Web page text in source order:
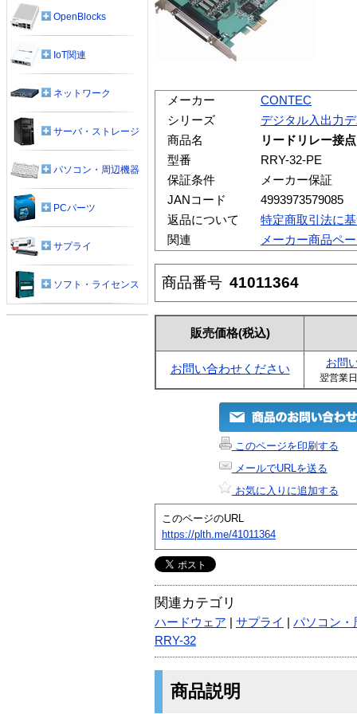
メーカー
CONTEC
シリーズ
デジタル入出力
商品名
リードリレー接
型番
RRY-32-PE
保証条件
メーカー保証
JANコード
4993973579085
返品について
特定商取引法に
関連
メーカー商品ペ
商品番号 41011364
販売価格(税込)
お問い合わせください お問
翌営業
このページを印刷する
メールでURLを送る
お気に入りに追加する
このページのURL
https://plth.me/41011364
関連カテゴリ
ハードウェア サプライ
パソコン・
RRY-32
商品説明
OpenBlocks
IoT関連
ネットワーク
サーバ・ストレージ
パソコン・周辺機器
PCパーツ
サプライ
ソフト・ライセンス